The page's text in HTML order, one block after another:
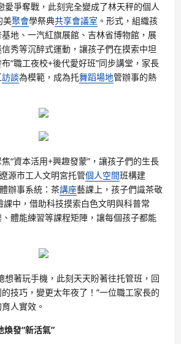
愛爭奪戰，此刻完全變成了林天秤的個人
美聚會學祭典共享會議室 。形式，組織孩
地、一汽紅旗展館、吉林省博物館，展
秀等沉醉式運動，讓孩子們在摸索中坦
“職工夜校+後代愛好班”同步講堂，家長
訪談為模範，成為托舞蹈場地管辦事的熱
“資本活用+興趣發蒙”，讓孩子們的生長
源市工人文明宮托管個人空間班構建
辦事系統：茶講座藝課上，孩子們識茶敬
課中，借助科技摸索白色文明與科普常
體能練習等課程矩陣，讓每個孩子都能
想著玩手機，此刻天天盼著往托管班，回
技巧，變更太年夜了！”一位職工家長的
人實效。
煥發“新活氣”